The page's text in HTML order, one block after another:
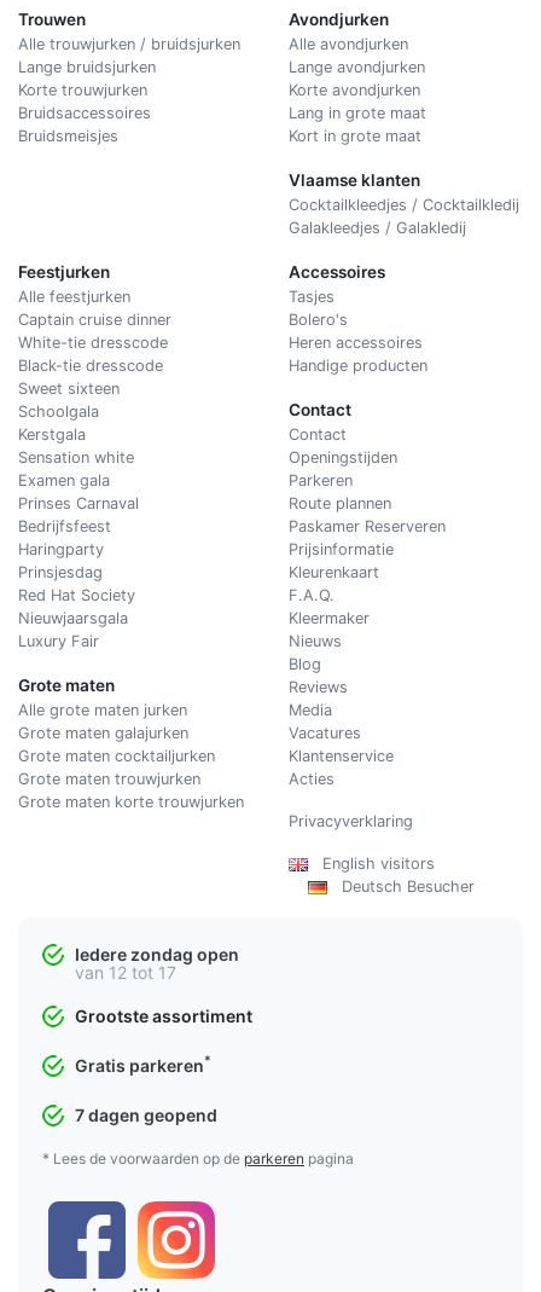
Trouwen
Alle trouwjurken / bruidsjurken
Lange bruidsjurken
Korte trouwjurken
Bruidsaccessoires
Bruidsmeisjes
Avondjurken
Alle avondjurken
Lange avondjurken
Korte avondjurken
Lang in grote maat
Kort in grote maat
Vlaamse klanten
Cocktailkleedjes / Cocktailkledij
Galakleedjes / Galakledij
Feestjurken
Alle feestjurken
Captain cruise dinner
White-tie dresscode
Black-tie dresscode
Sweet sixteen
Schoolgala
Kerstgala
Sensation white
Examen gala
Prinses Carnaval
Bedrijfsfeest
Haringparty
Prinsjesdag
Red Hat Society
Nieuwjaarsgala
Luxury Fair
Grote maten
Alle grote maten jurken
Grote maten galajurken
Grote maten cocktailjurken
Grote maten trouwjurken
Grote maten korte trouwjurken
Accessoires
Tasjes
Bolero's
Heren accessoires
Handige producten
Contact
Contact
Openingstijden
Parkeren
Route plannen
Paskamer Reserveren
Prijsinformatie
Kleurenkaart
F.A.Q.
Kleermaker
Nieuws
Blog
Reviews
Media
Vacatures
Klantenservice
Acties
Privacyverklaring
English visitors
Deutsch Besucher
Iedere zondag open
van 12 tot 17
Grootste assortiment
Gratis parkeren*
7 dagen geopend
* Lees de voorwaarden op de parkeren pagina